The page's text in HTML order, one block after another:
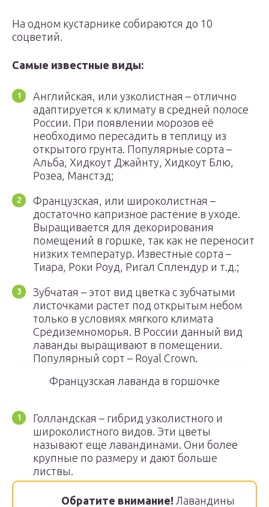
На одном кустарнике собираются до 10
соцветий.
Самые известные виды:
Английская, или узколистная – отлично
адаптируется к климату в средней полосе
России. При появлении морозов её
необходимо пересадить в теплицу из
открытого грунта. Популярные сорта –
Альба, Хидкоут Джайнту, Хидкоут Блю,
Розеа, Манстэд;
Французская, или широколистная –
достаточно капризное растение в уходе.
Выращивается для декорирования
помещений в горшке, так как не переносит
низких температур. Известные сорта –
Тиара, Роки Роуд, Ригал Сплендур и т.д.;
Зубчатая – этот вид цветка с зубчатыми
листочками растет под открытым небом
только в условиях мягкого климата
Средиземноморья. В России данный вид
лаванды выращивают в помещении.
Популярный сорт – Royal Crown.
Французская лаванда в горшочке
Голландская – гибрид узколистного и
широколистного видов. Эти цветы
называют еще лавандинами. Они более
крупные по размеру и дают больше
листвы.
Обратите внимание! Лавандины